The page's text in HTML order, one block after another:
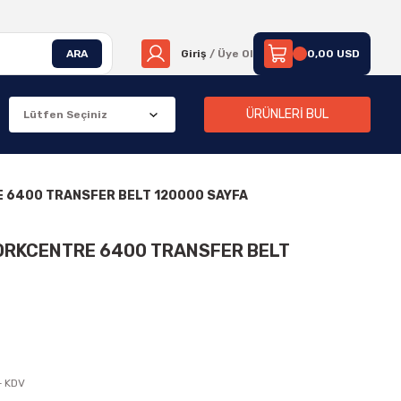
ARA Giriş / Üye Ol 0,00 USD
ÜRÜNLERİ BUL
6400 TRANSFER BELT 120000 SAYFA
6400 TRANSFER BELT
KDV